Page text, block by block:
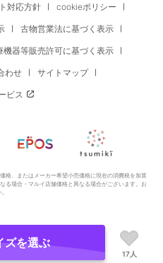
対応方針 cookieポリシー
古物営業法に基づく表示
機器等販売許可に基づく表示
わせ サイトマップ
ビス
格、またはメーカー希望小売価格に現在の消費税を加算
る場合・マルイ店舗価格と異なる場合がございます。お
MARUI Co., Ltd
ズを選ぶ
17人